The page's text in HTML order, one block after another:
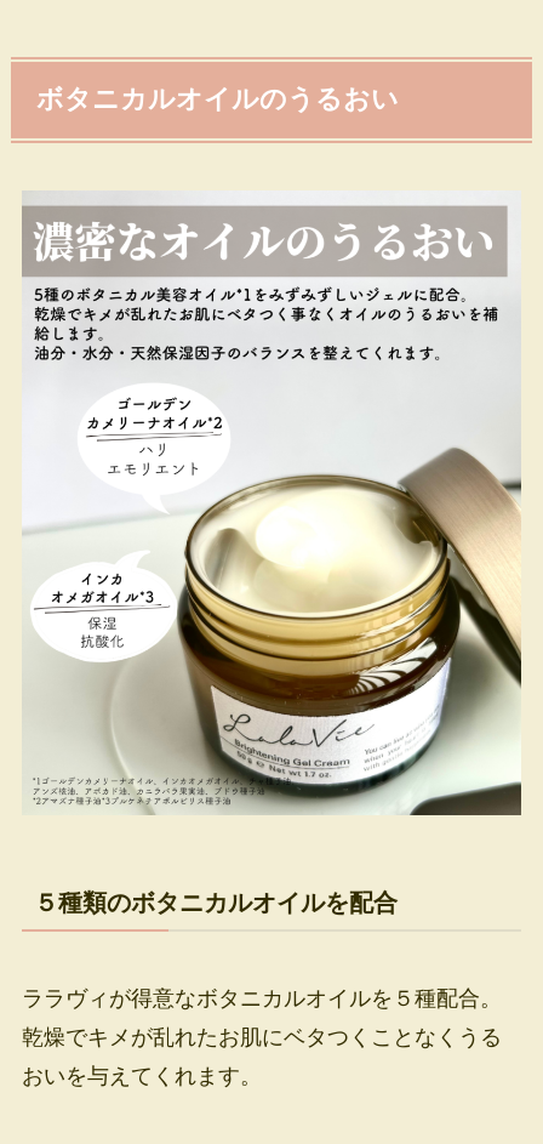
ボタニカルオイルのうるおい
５種類のボタニカルオイルを配合
ララヴィが得意なボタニカルオイルを５種配合。
乾燥でキメが乱れたお肌にベタつくことなくうる
おいを与えてくれます。